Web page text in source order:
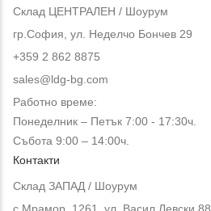
Склад ЦЕНТРАЛЕН / Шоурум
гр.София, ул. Неделчо Бончев 29
+359 2 862 8875
sales@ldg-bg.com
Работно време:
Понеделник – Петък 7:00 - 17:30ч.
Събота 9:00 – 14:00ч.
Контакти
Склад ЗАПАД / Шоурум
с.Мрамор, 1261, ул. Васил Левски 88